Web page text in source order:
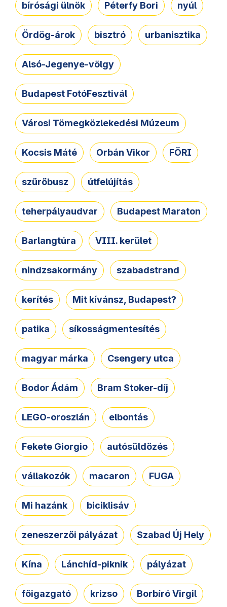
bírósági ülnök Péterfy Bori nyúl
Ördög-árok bisztró urbanisztika
Alsó-Jegenye-völgy
Budapest FotóFesztivál
Városi Tömegközlekedési Múzeum
Kocsis Máté Orbán Vikor FÖRI
szűrőbusz útfelújítás
teherpályaudvar Budapest Maraton
Barlangtúra VIII. kerület
nindzsakormány szabadstrand
kerítés Mit kívánsz, Budapest?
patika síkosságmentesítés
magyar márka Csengery utca
Bodor Ádám Bram Stoker-díj
LEGO-oroszlán elbontás
Fekete Giorgio autósüldözés
vállakozók macaron FUGA
Mi hazánk biciklisáv
zeneszerzői pályázat Szabad Új Hely
Kína Lánchíd-piknik pályázat
főigazgató krizso Borbíró Virgil